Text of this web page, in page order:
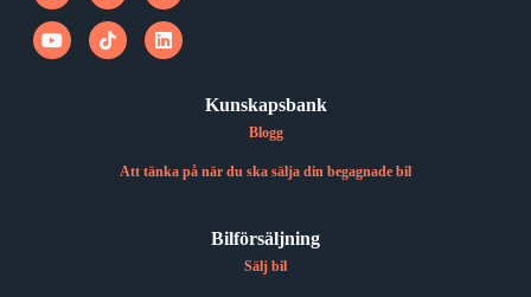
Kunskapsbank
Blogg
Att tänka på när du ska sälja din begagnade bil
Bilförsäljning
Sälj bil